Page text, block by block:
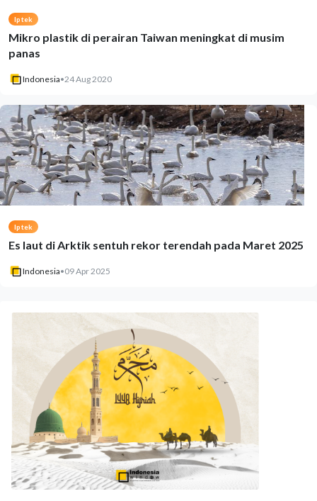
Iptek
Mikro plastik di perairan Taiwan meningkat di musim
panas
Indonesia•24 Aug 2020
Iptek
Es laut di Arktik sentuh rekor terendah pada Maret 2025
Indonesia•09 Apr 2025